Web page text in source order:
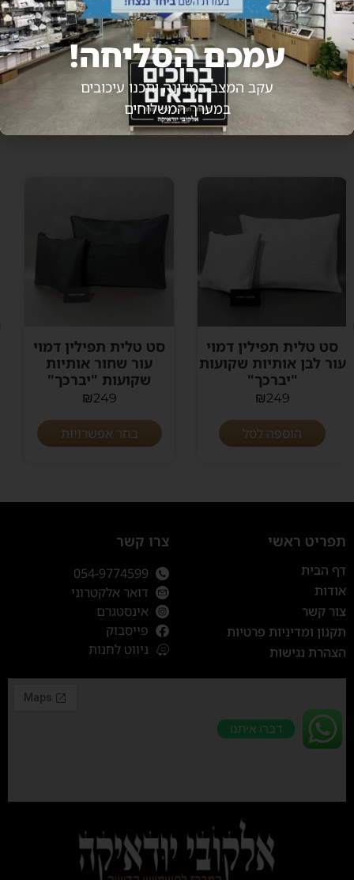
מבצעים שלא כדאי לפספס
הכי נמכרים באתר
סט טלית תפילין דמוי
עור שחור אותיות
שקועות "יברכך"
249
בחר אפשרויות
סט טלית תפילין דמוי
עור אפור בטון חלק
₪249
בחר אפשרויות
תפריט ראשי
דף הבית
אודות
צור קשר
תקנון ומדיניות פרטיות
הצהרת נגישות
צרו קשר
054-9774599
דואר אלקטרוני
אינסטגרם
פייסבוק
ניווט לחנות
דברו איתנו
עמכם הסליחה!
עקב המצב במדינה יתכנו עיכובים
במערך המשלוחים